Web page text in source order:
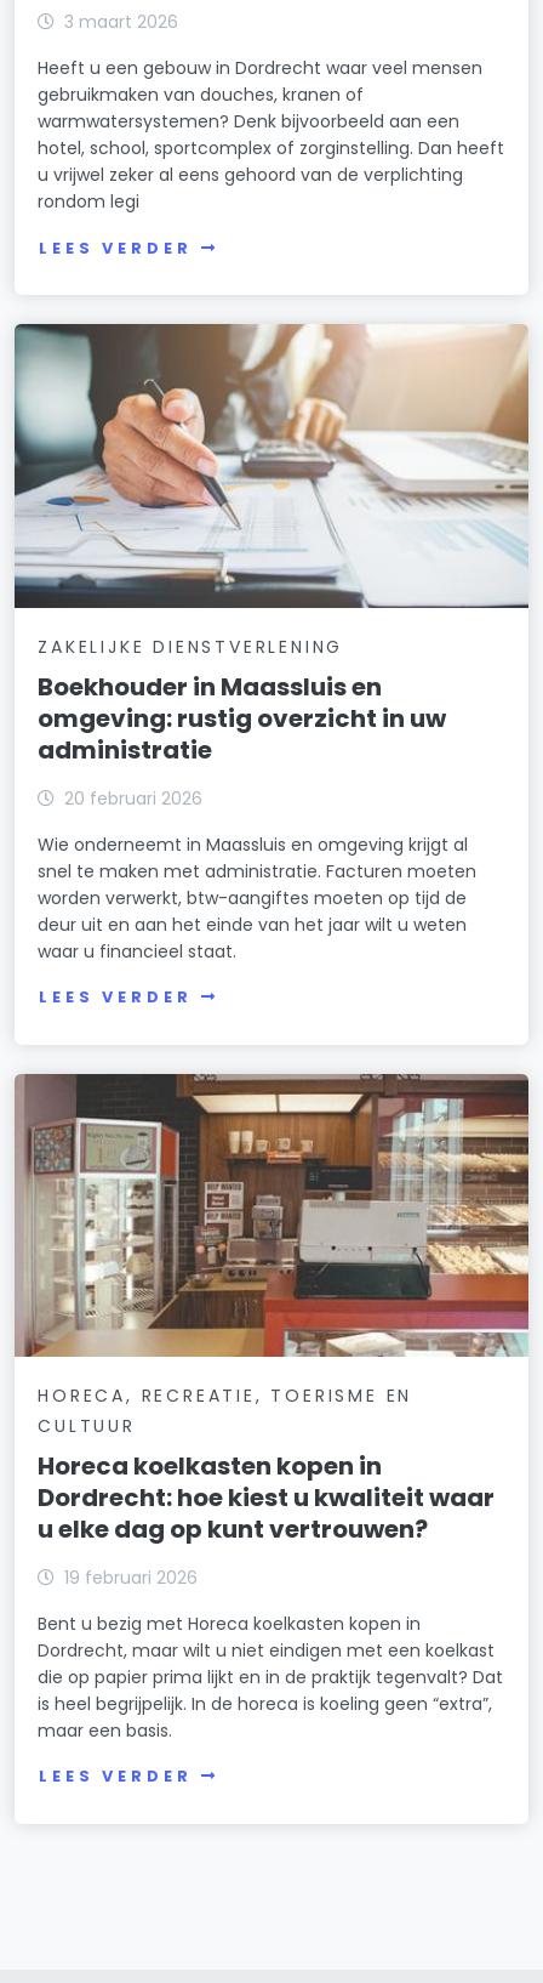
3 maart 2026
Heeft u een gebouw in Dordrecht waar veel mensen
gebruikmaken van douches, kranen of
warmwatersystemen? Denk bijvoorbeeld aan een
hotel, school, sportcomplex of zorginstelling. Dan heeft
u vrijwel zeker al eens gehoord van de verplichting
rondom legi
LEES VERDER
ZAKELIJKE DIENSTVERLENING
Boekhouder in Maassluis en
omgeving: rustig overzicht in uw
administratie
20 februari 2026
Wie onderneemt in Maassluis en omgeving krijgt al
snel te maken met administratie. Facturen moeten
worden verwerkt, btw-aangiftes moeten op tijd de
deur uit en aan het einde van het jaar wilt u weten
waar u financieel staat.
LEES VERDER
HORECA, RECREATIE, TOERISME EN
CULTUUR
Horeca koelkasten kopen in
Dordrecht: hoe kiest u kwaliteit waar
u elke dag op kunt vertrouwen?
19 februari 2026
Bent u bezig met Horeca koelkasten kopen in
Dordrecht, maar wilt u niet eindigen met een koelkast
die op papier prima lijkt en in de praktijk tegenvalt? Dat
is heel begrijpelijk. In de horeca is koeling geen “extra”,
maar een basis.
LEES VERDER